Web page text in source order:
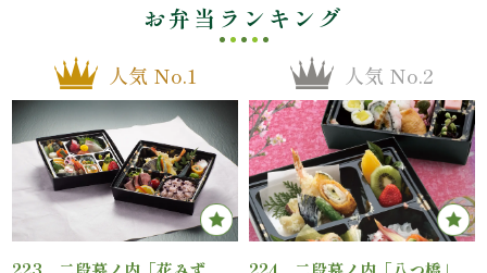
幕
の
お弁当ランキング
人気 No.1 人気 No.2